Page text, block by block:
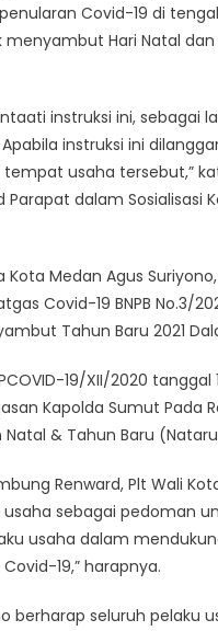
Covid-19 di
Hari Natal dan
instruksi ini, sebagai
instruksi ini
usaha tersebut,”
dalam Sosialisasi
Medan Agus
Covid-19 BNPB No.3/
Tahun Baru 2021
19/XII/2020
Kapolda Sumut Pada
& Tahun Baru
Renward, Plt Wali
sebagai pedoman
usaha dalam
19,” harapnya.
berharap seluruh